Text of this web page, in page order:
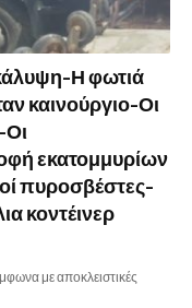
Η φωτιά
καινούργιο-Οι
Οι
εκατομμυρίων
πυροσβέστες-
κοντέινερ
με αποκλειστικές